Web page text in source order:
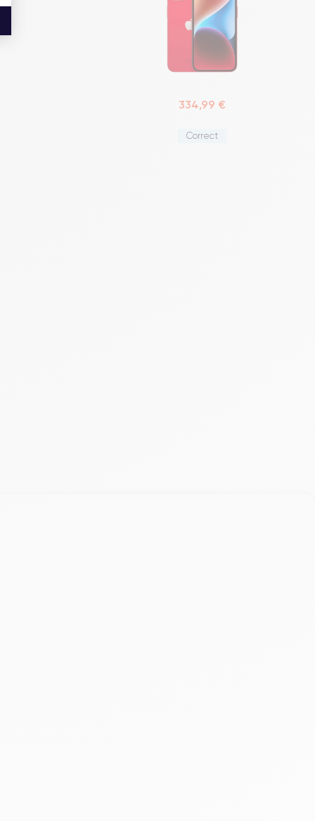
334,99 €
Correct